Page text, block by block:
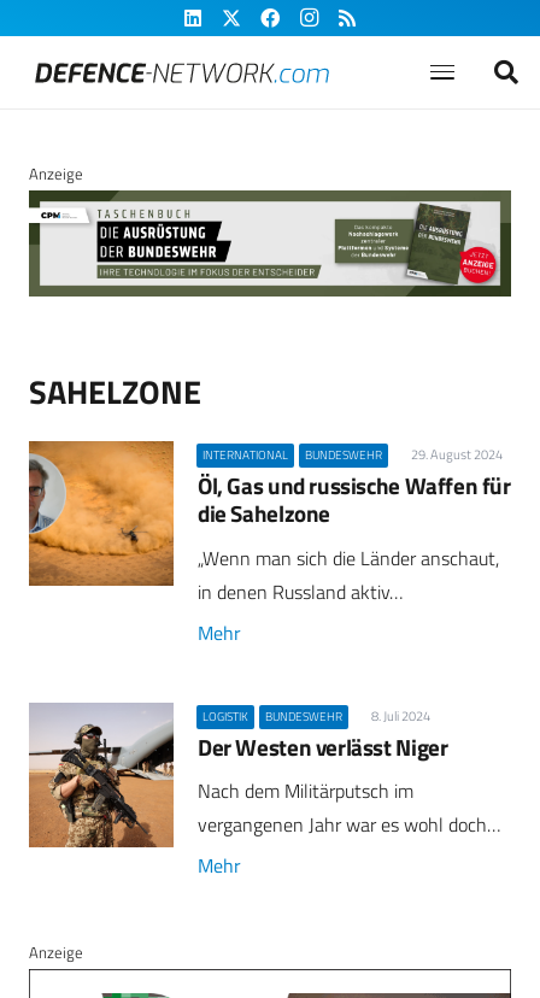
Anzeige
SAHELZONE
INTERNATIONAL BUNDESWEHR 29. August 2024
Öl, Gas und russische Waffen für
die Sahelzone
„Wenn man sich die Länder anschaut,
in denen Russland aktiv…
Mehr
LOGISTIK BUNDESWEHR 8. Juli 2024
Der Westen verlässt Niger
Nach dem Militärputsch im
vergangenen Jahr war es wohl doch…
Mehr
Anzeige